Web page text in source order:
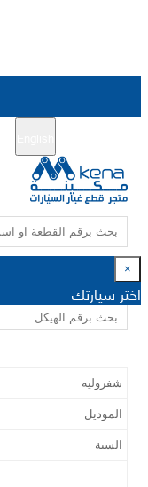
×
اختر سيارتك